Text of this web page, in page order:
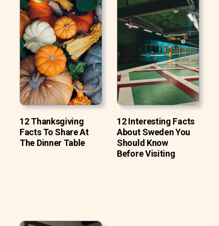
12 Thanksgiving
Facts To Share At
The Dinner Table
12 Interesting Facts
About Sweden You
Should Know
Before Visiting